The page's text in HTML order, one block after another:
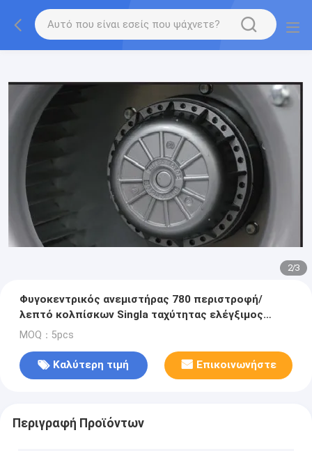
2/3
Φυγοκεντρικός ανεμιστήρας 780 περιστροφή/
λεπτό κολπίσκων Singla ταχύτητας ελέγξιμος
χαμηλού θορύβου
MOQ：5pcs
Καλύτερη τιμή Επικοινωνήστε
Περιγραφή Προϊόντων